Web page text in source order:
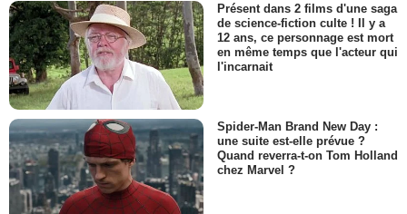
Présent dans 2 films d'une saga
de science-fiction culte ! Il y a
12 ans, ce personnage est mort
en même temps que l'acteur qui
l'incarnait
Spider-Man Brand New Day :
une suite est-elle prévue ?
Quand reverra-t-on Tom Holland
chez Marvel ?